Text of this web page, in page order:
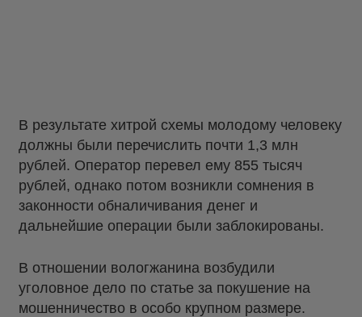
В результате хитрой схемы молодому человеку
должны были перечислить почти 1,3 млн
рублей. Оператор перевел ему 855 тысяч
рублей, однако потом возникли сомнения в
законности обналичивания денег и
дальнейшие операции были заблокированы.
В отношении вологжанина возбудили
уголовное дело по статье за покушение на
мошенничество в особо крупном размере.